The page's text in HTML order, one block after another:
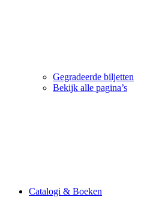
Gegradeerde biljetten
Bekijk alle pagina’s
Catalogi & Boeken